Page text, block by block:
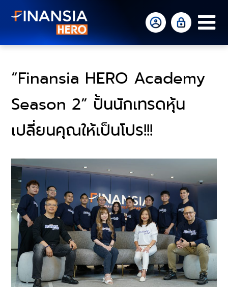
“Finansia HERO Academy
Season 2” ปั้นนักเทรดหุ้น
เปลี่ยนคุณให้เป็นโปร!!!